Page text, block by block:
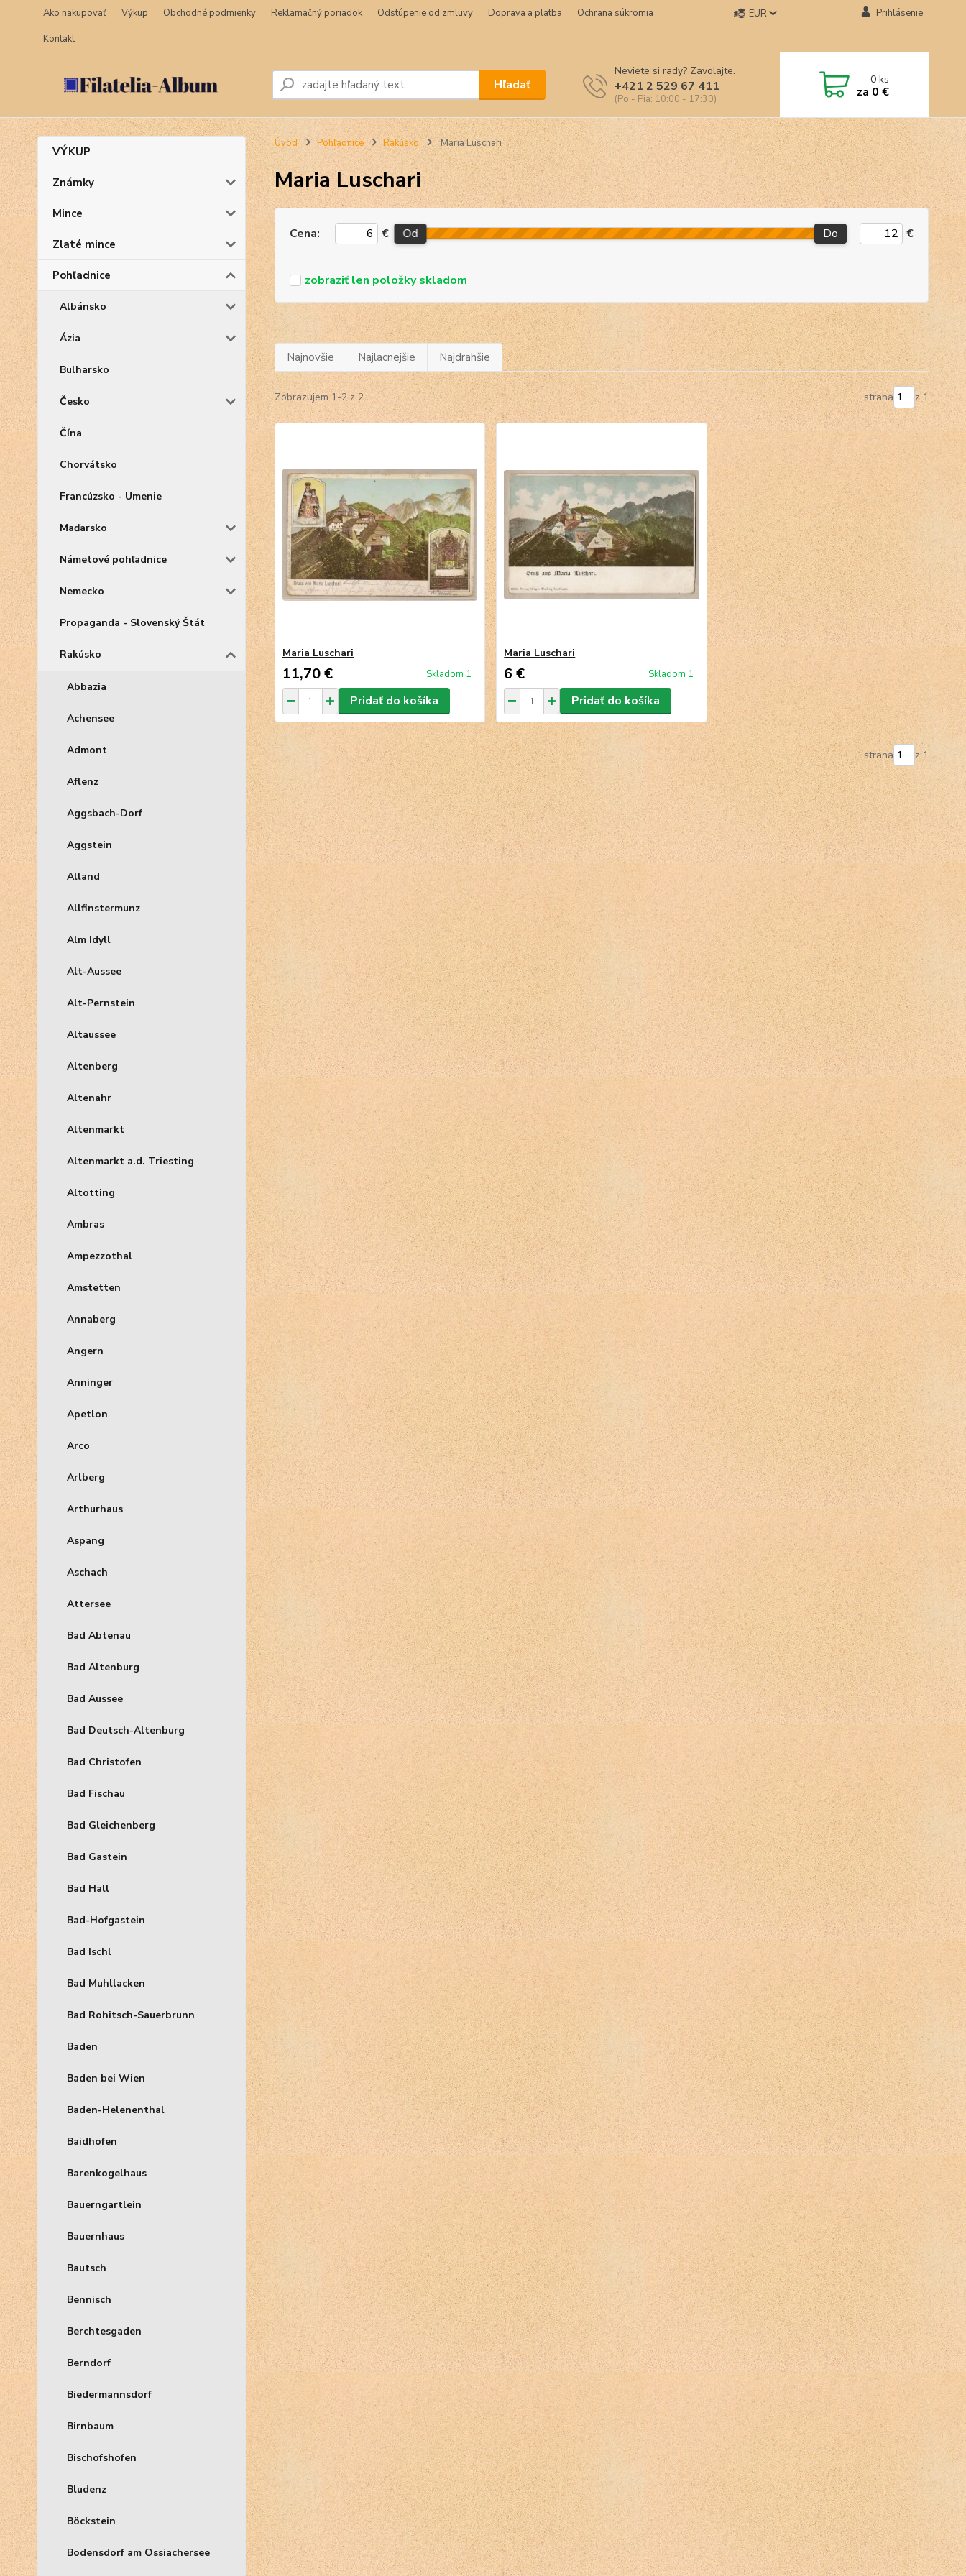
Ako nakupovať Výkup Obchodné podmienky Reklamačný poriadok Odstúpenie od zmluvy Doprava a platba
Ochrana súkromia
Kontakt
EUR Prihlásenie
Hľadať
Neviete si rady? Zavolajte.
+421 2 529 67 411
(Po - Pia: 10:00 - 17:30)
0ks
za 0 €
VÝKUP
Známky
Mince
Zlaté mince
Pohľadnice
Albánsko
Ázia
Bulharsko
Česko
Čína
Chorvátsko
Francúzsko - Umenie
Maďarsko
Námetové pohľadnice
Nemecko
Propaganda - Slovenský Štát
Rakúsko
Abbazia
Achensee
Admont
Aflenz
Aggsbach-Dorf
Aggstein
Alland
Allfinstermunz
Alm Idyll
Alt-Aussee
Alt-Pernstein
Altaussee
Altenberg
Altenahr
Altenmarkt
Altenmarkt a.d. Triesting
Altotting
Ambras
Ampezzothal
Amstetten
Annaberg
Angern
Anninger
Apetlon
Arco
Arlberg
Arthurhaus
Aspang
Aschach
Attersee
Bad Abtenau
Bad Altenburg
Bad Aussee
Bad Deutsch-Altenburg
Bad Christofen
Bad Fischau
Bad Gleichenberg
Bad Gastein
Bad Hall
Bad-Hofgastein
Bad Ischl
Bad Muhllacken
Bad Rohitsch-Sauerbrunn
Baden
Baden bei Wien
Baden-Helenenthal
Baidhofen
Barenkogelhaus
Bauerngartlein
Bauernhaus
Bautsch
Bennisch
Berchtesgaden
Berndorf
Biedermannsdorf
Birnbaum
Bischofshofen
Bludenz
Böckstein
Bodensdorf am Ossiachersee
Úvod Pohľadnice Rakúsko Maria Luschari
Maria Luschari
Cena: € Od Do €
skladom
Najnovšie Najlacnejšie Najdrahšie
Zobrazujem 1-2 z 2 strana z 1
Maria Luschari
11,70 € Skladom 1
Pridať do košíka
Maria Luschari
6 € Skladom 1
Pridať do košíka
strana z 1